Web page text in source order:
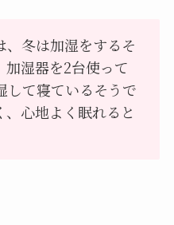
、冬は加湿をするそ
加湿器を2台使って
して寝ているそうで
心地よく眠れると